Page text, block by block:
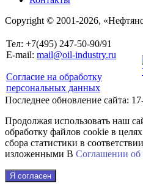
Copyright © 2001-2026,
Тел: +7(495) 247-50-90/91
E-mail: mail@oil-industry.ru
Согласие на обработку
персональных данных
Последнее обновление сайта:
Продолжая использовать наш
обработку файлов cookie в
сбора статистики в
изложенными В Соглашении об
Я согласен